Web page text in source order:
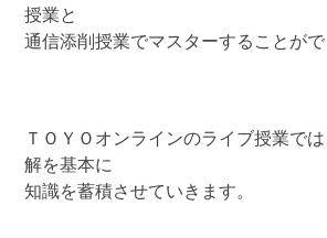
授業と
通信添削授業でマスターすることがで
ＴＯＹＯオンラインのライブ授業で
解を基本に
知識を蓄積させていきます。